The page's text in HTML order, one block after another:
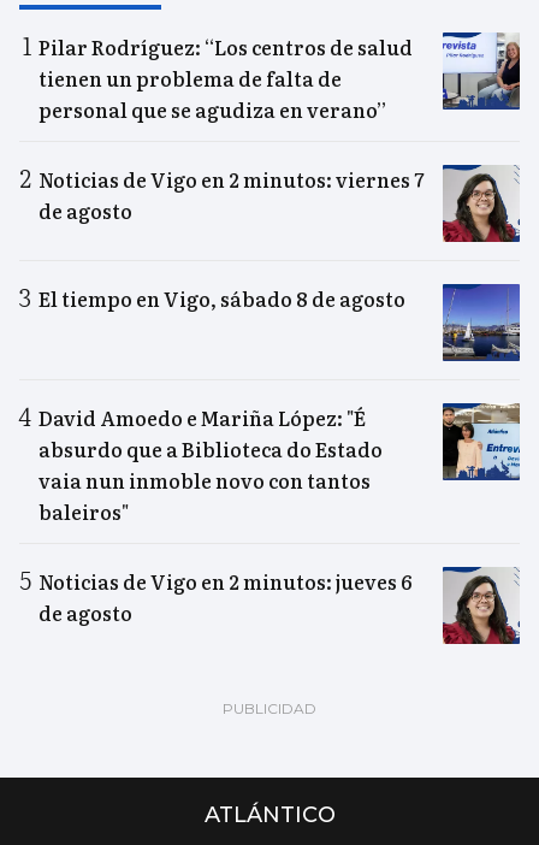
Pilar Rodríguez: “Los centros de salud
tienen un problema de falta de
personal que se agudiza en verano”
Noticias de Vigo en 2 minutos: viernes 7
de agosto
El tiempo en Vigo, sábado 8 de agosto
David Amoedo e Mariña López: "É
absurdo que a Biblioteca do Estado
vaia nun inmoble novo con tantos
baleiros"
Noticias de Vigo en 2 minutos: jueves 6
de agosto
ATLÁNTICO